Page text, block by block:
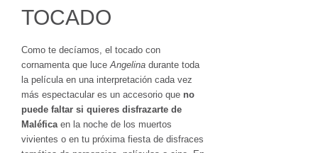
TOCADO
Como te decíamos, el tocado con
cornamenta que luceAngelina durante toda
la película en una interpretación cada vez
más espectacular es un accesorio que no
puede faltar si quieres disfrazarte de
Maléficaen la noche de los muertos
vivientes o en tu próxima fiesta de disfraces